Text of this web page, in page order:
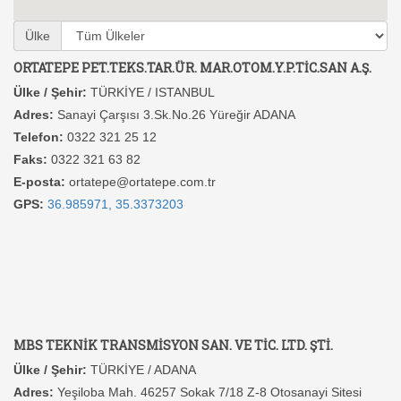
Ülke
ORTATEPE PET.TEKS.TAR.ÜR. MAR.OTOM.Y.P.TİC.SAN A.Ş.
Ülke / Şehir: TÜRKİYE / ISTANBUL
Adres: Sanayi Çarşısı 3.Sk.No.26 Yüreğir ADANA
Telefon: 0322 321 25 12
Faks: 0322 321 63 82
E-posta: ortatepe@ortatepe.com.tr
GPS: 36.985971, 35.3373203
MBS TEKNİK TRANSMİSYON SAN. VE TİC. LTD. ŞTİ.
Ülke / Şehir: TÜRKİYE / ADANA
Adres: Yeşiloba Mah. 46257 Sokak 7/18 Z-8 Otosanayi Sitesi